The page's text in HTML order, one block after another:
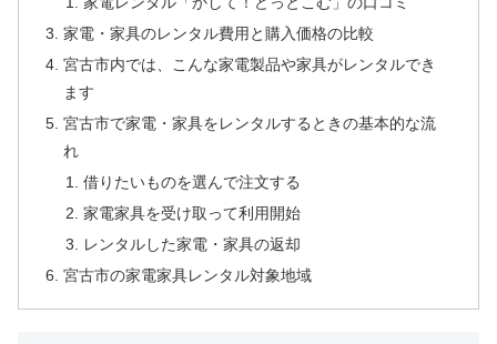
家電・家具のレンタル費用と購入価格の比較
宮古市内では、こんな家電製品や家具がレンタルでき
ます
宮古市で家電・家具をレンタルするときの基本的な流
れ
借りたいものを選んで注文する
家電家具を受け取って利用開始
レンタルした家電・家具の返却
宮古市の家電家具レンタル対象地域